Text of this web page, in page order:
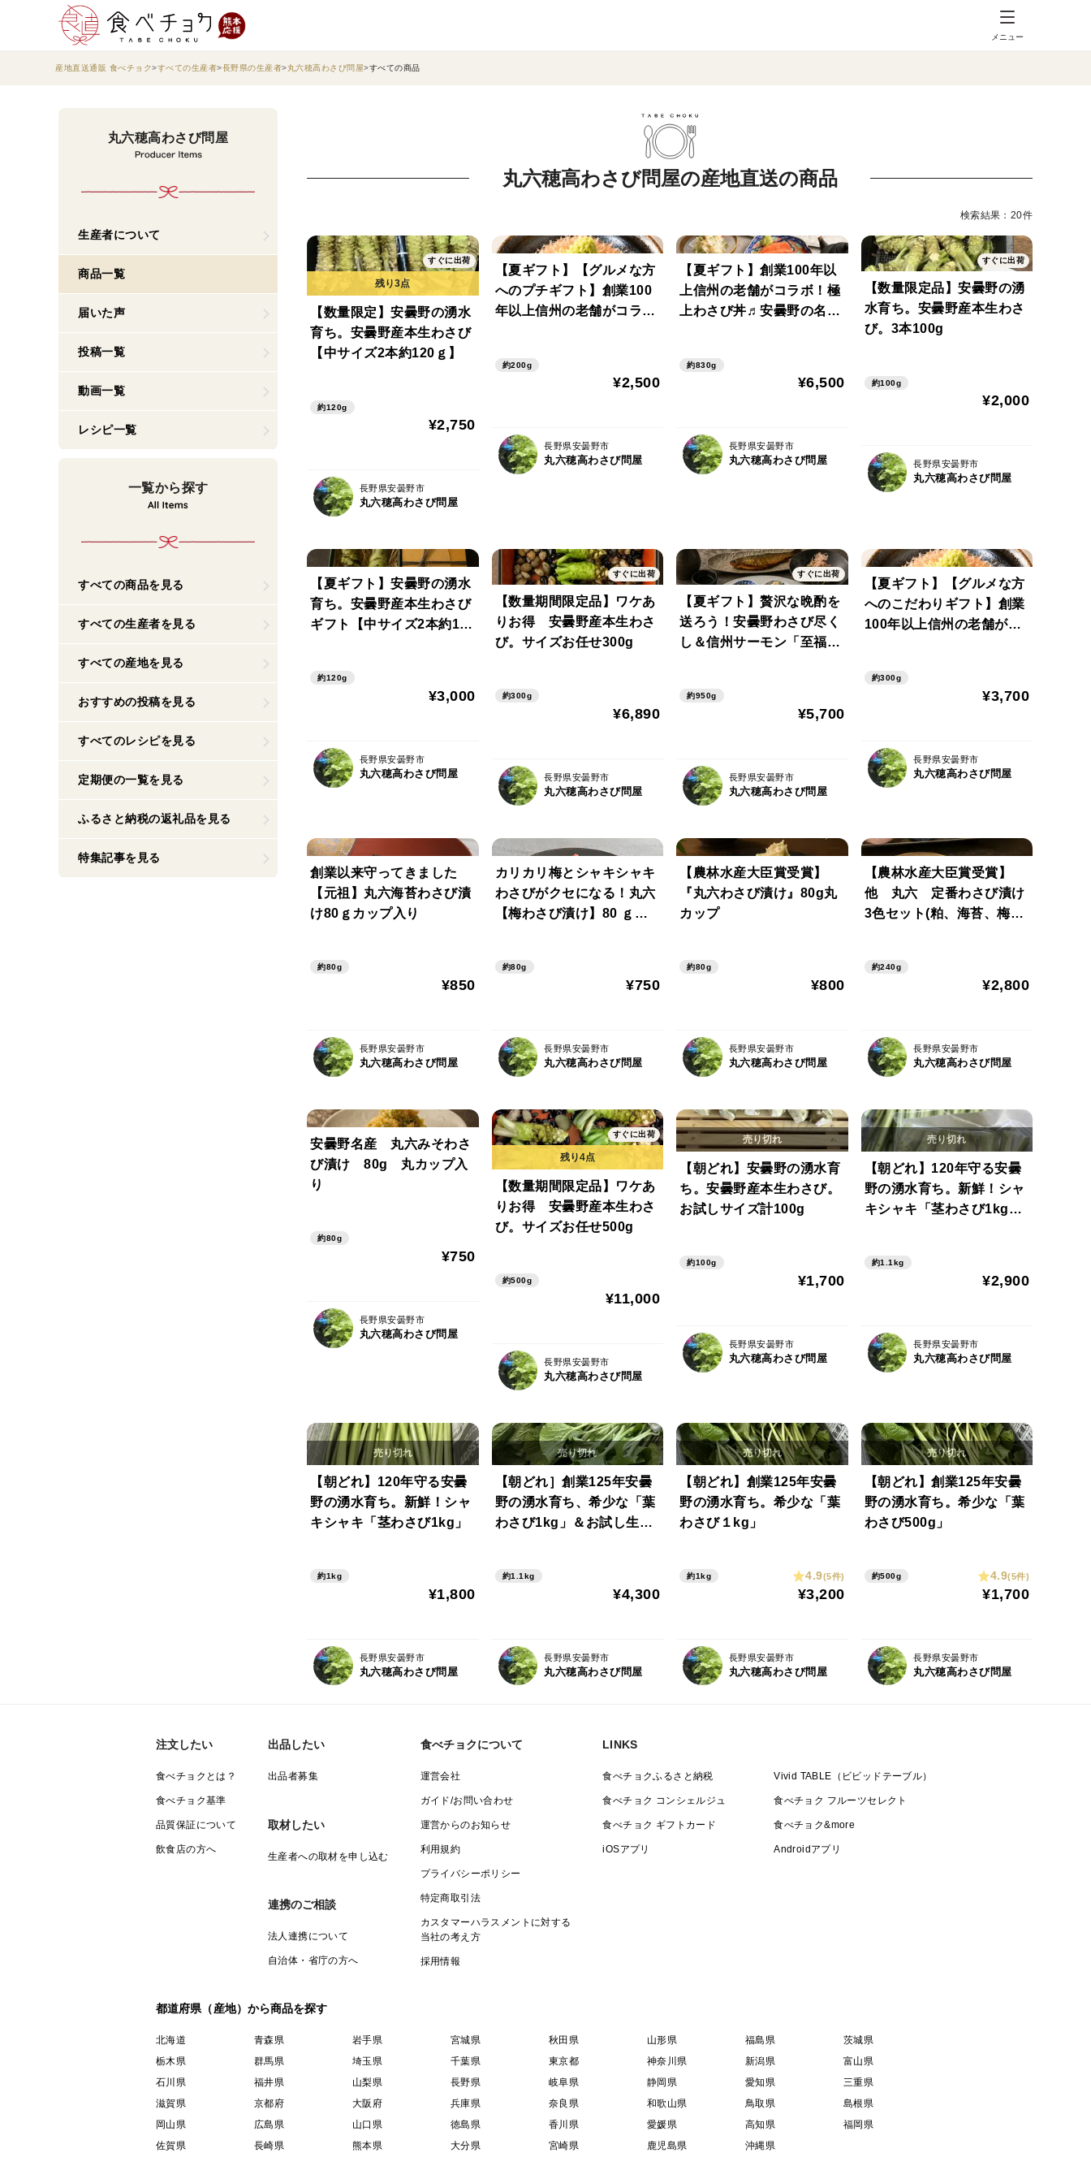
メニュー
産地直送通販 食べチョク すべての生産者 長野県の生産者 丸六穂高わさび問屋 すべての商品
丸六穂高わさび問屋
生産者について
商品一覧
届いた声
投稿一覧
動画一覧
レシピ一覧
一覧から探す
すべての商品を見る
すべての生産者を見る
すべての産地を見る
おすすめの投稿を見る
すべてのレシピを見る
定期便の一覧を見る
ふるさと納税の返礼品を見る
特集記事を見る
丸六穂高わさび問屋の産地直送の商品
検索結果：20件
すぐに出荷
【数量限定】安曇野の湧水
育ち。安曇野産本生わさび
【中サイズ2本約120ｇ】
約120g
¥2,750
長野県安曇野市
丸六穂高わさび問屋
【夏ギフト】【グルメな方
へのプチギフト】創業100
年以上信州の老舗がコラ
約200g
¥2,500
長野県安曇野市
丸六穂高わさび問屋
【夏ギフト】創業100年以
上信州の老舗がコラボ！極
上わさび丼♬安曇野の名産
約830g
¥6,500
長野県安曇野市
丸六穂高わさび問屋
すぐに出荷
【数量限定品】安曇野の湧
水育ち。安曇野産本生わさ
び。3本100g
約100g
¥2,000
長野県安曇野市
丸六穂高わさび問屋
【夏ギフト】安曇野の湧水
育ち。安曇野産本生わさび
ギフト【中サイズ2本約120
約120g
¥3,000
長野県安曇野市
丸六穂高わさび問屋
すぐに出荷
【数量期間限定品】ワケあ
りお得 安曇野産本生わさ
び。サイズお任せ300g
約300g
¥6,890
長野県安曇野市
丸六穂高わさび問屋
すぐに出荷
【夏ギフト】贅沢な晩酌を
送ろう！安曇野わさび尽く
し＆信州サーモン「至福の
約950g
¥5,700
長野県安曇野市
丸六穂高わさび問屋
【夏ギフト】【グルメな方
へのこだわりギフト】創業
100年以上信州の老舗がコ
約300g
¥3,700
長野県安曇野市
丸六穂高わさび問屋
創業以来守ってきました
【元祖】丸六海苔わさび漬
け80ｇカップ入り
約80g
¥850
長野県安曇野市
丸六穂高わさび問屋
カリカリ梅とシャキシャキ
わさびがクセになる！丸六
【梅わさび漬け】80 ｇカ
約80g
¥750
長野県安曇野市
丸六穂高わさび問屋
【農林水産大臣賞受賞】
『丸六わさび漬け』80g丸
カップ
約80g
¥800
長野県安曇野市
丸六穂高わさび問屋
【農林水産大臣賞受賞】
他 丸六 定番わさび漬け
3色セット(粕、海苔、梅）
約240g
¥2,800
長野県安曇野市
丸六穂高わさび問屋
安曇野名産 丸六みそわさ
び漬け 80g 丸カップ入
り
約80g
¥750
長野県安曇野市
丸六穂高わさび問屋
すぐに出荷
【数量期間限定品】ワケあ
りお得 安曇野産本生わさ
び。サイズお任せ500g
約500g
¥11,000
長野県安曇野市
丸六穂高わさび問屋
【朝どれ】安曇野の湧水育
ち。安曇野産本生わさび。
お試しサイズ計100g
約100g
¥1,700
長野県安曇野市
丸六穂高わさび問屋
【朝どれ】120年守る安曇
野の湧水育ち。新鮮！シャ
キシャキ「茎わさび1kg」
約1.1kg
¥2,900
長野県安曇野市
丸六穂高わさび問屋
【朝どれ】120年守る安曇
野の湧水育ち。新鮮！シャ
キシャキ「茎わさび1kg」
約1kg
¥1,800
長野県安曇野市
丸六穂高わさび問屋
【朝どれ］創業125年安曇
野の湧水育ち、希少な「葉
わさび1kg」＆お試し生わ
約1.1kg
¥4,300
長野県安曇野市
丸六穂高わさび問屋
【朝どれ】創業125年安曇
野の湧水育ち。希少な「葉
わさび１kg」
約1kg 4.9(5件)
¥3,200
長野県安曇野市
丸六穂高わさび問屋
【朝どれ】創業125年安曇
野の湧水育ち。希少な「葉
わさび500g」
約500g 4.9(5件)
¥1,700
長野県安曇野市
丸六穂高わさび問屋
注文したい
食べチョクとは？
食べチョク基準
品質保証について
飲食店の方へ
出品したい
出品者募集
取材したい
生産者への取材を申し込む
連携のご相談
法人連携について
自治体・省庁の方へ
食べチョクについて
運営会社
ガイド/お問い合わせ
運営からのお知らせ
利用規約
プライバシーポリシー
特定商取引法
カスタマーハラスメントに対する
当社の考え方
採用情報
LINKS
食べチョクふるさと納税 Vivid TABLE（ビビッドテーブル）
食べチョク コンシェルジュ 食べチョク フルーツセレクト
食べチョク ギフトカード 食べチョク&more
iOSアプリ Androidアプリ
都道府県（産地）から商品を探す
北海道 青森県 岩手県 宮城県 秋田県 山形県 福島県
茨城県
栃木県
群馬県 埼玉県 千葉県 東京都 神奈川県 新潟県
富山県
石川県
福井県 山梨県 長野県 岐阜県 静岡県 愛知県
三重県
滋賀県
京都府 大阪府 兵庫県 奈良県 和歌山県 鳥取県
島根県
岡山県
広島県 山口県 徳島県 香川県 愛媛県 高知県
福岡県
佐賀県
長崎県 熊本県 大分県 宮崎県 鹿児島県 沖縄県